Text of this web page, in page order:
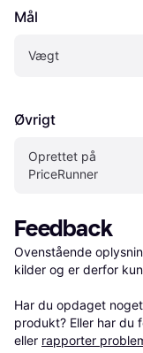
Mål
Vægt
Øvrigt
Oprettet på
PriceRunner
Feedback
Ovenstående
kilder og er derfor
Har du opdaget
produkt? Eller har du
eller rapporter